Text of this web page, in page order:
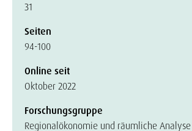
31
Seiten
94-100
Online seit
Oktober 2022
Forschungsgruppe
Regionalökonomie und räumliche Analyse